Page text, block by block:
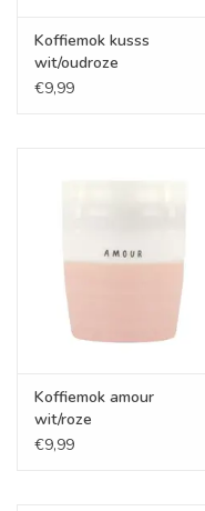
Koffiemok kusss
wit/oudroze
€9,99
Koffiemok amour
wit/roze
€9,99